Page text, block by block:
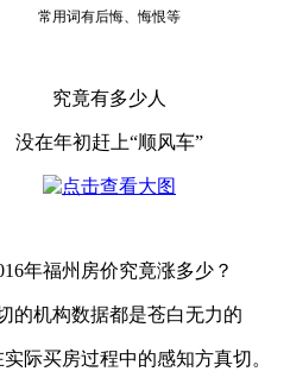
常用词有后悔、悔恨等
究竟有多少人
没在年初赶上“顺风车”
年福州房价究竟涨多少？
的机构数据都是苍白无力的
际买房过程中的感知方真切。